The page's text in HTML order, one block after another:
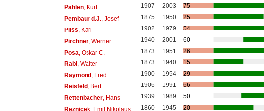
Pahlen, Kurt 1907 2003
75
Pembaur d.J., Josef 1875 1950
25
Pilss , Karl 1902 1979
54
Pirchner, Werner 1940 2001
60
Posa , Oskar C. 1873 1951
26
Rabl, Walter 1873 1940
15
Raymond, Fred 1900 1954
29
Reisfeld, Bert 1906 1991
66
Rettenbacher, Hans 1939 1989
50
Reznicek, Emil Nikolaus 1860 1945
20